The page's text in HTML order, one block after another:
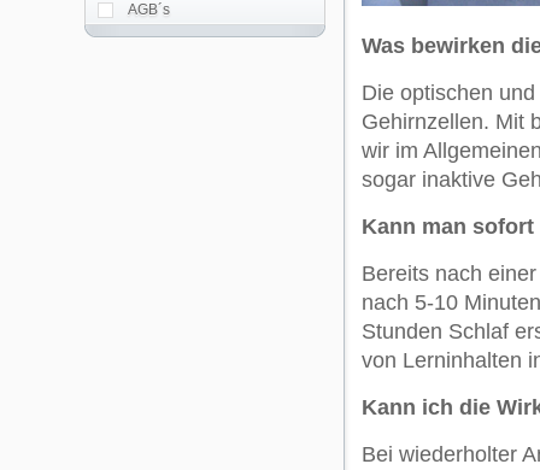
Was bewirken
Die optischen
Gehirnzellen. Mit
wir im
sogar inaktive
Kann man
Bereits nach
nach 5-10
Stunden Schlaf
von Lerninhalten
Kann ich die
Bei wiederholter
AGB´s